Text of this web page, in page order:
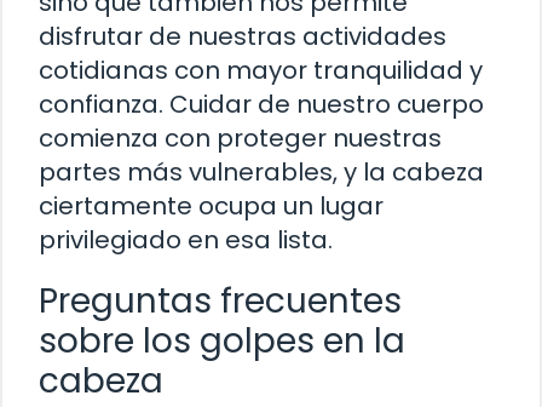
disfrutar de nuestras actividades
cotidianas con mayor tranquilidad y
confianza. Cuidar de nuestro cuerpo
comienza con proteger nuestras
partes más vulnerables, y la cabeza
ciertamente ocupa un lugar
privilegiado en esa lista.
Preguntas frecuentes
sobre los golpes en la
cabeza